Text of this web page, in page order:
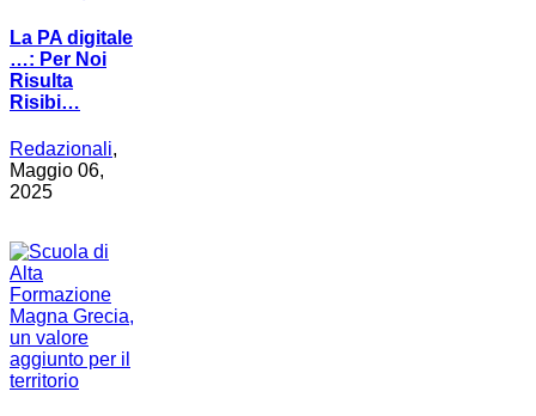
La PA digitale
…: Per Noi
Risulta
Risibi…
Redazionali,
Maggio 06,
2025